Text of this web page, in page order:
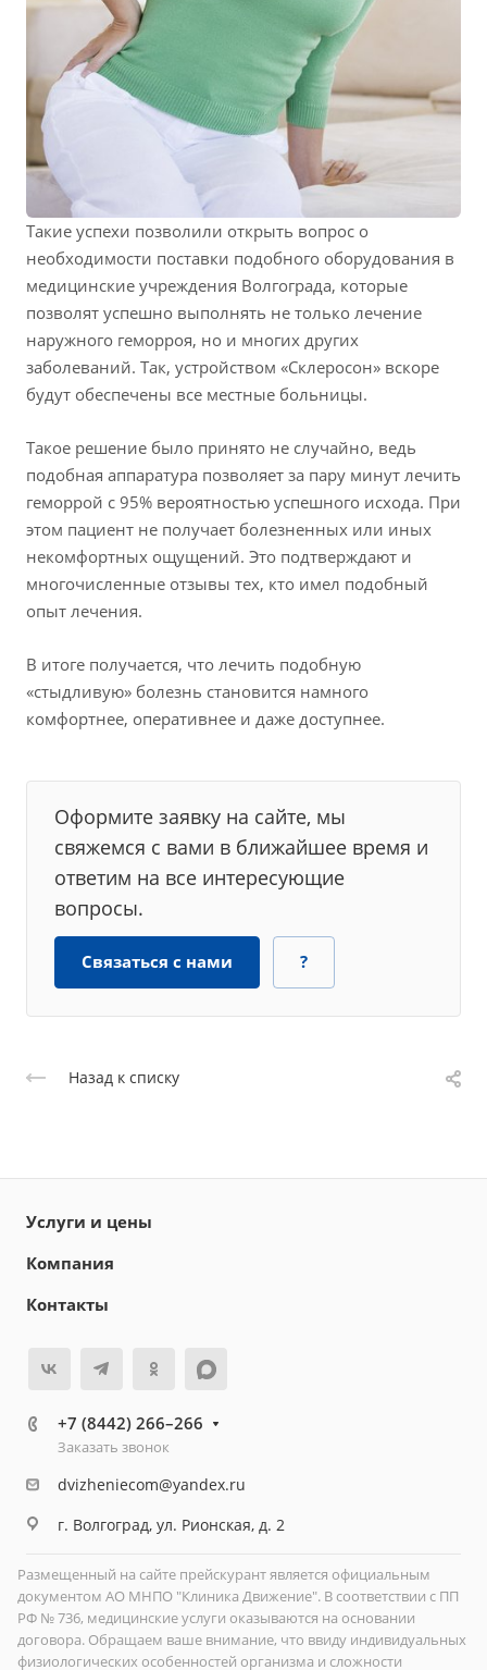
Такие успехи позволили открыть вопрос о
необходимости поставки подобного оборудования в
медицинские учреждения Волгограда, которые
позволят успешно выполнять не только лечение
наружного геморроя, но и многих других
заболеваний. Так, устройством «Склеросон» вскоре
будут обеспечены все местные больницы.
Такое решение было принято не случайно, ведь
подобная аппаратура позволяет за пару минут лечить
геморрой с 95% вероятностью успешного исхода. При
этом пациент не получает болезненных или иных
некомфортных ощущений. Это подтверждают и
многочисленные отзывы тех, кто имел подобный
опыт лечения.
В итоге получается, что лечить подобную
«стыдливую» болезнь становится намного
комфортнее, оперативнее и даже доступнее.
Оформите заявку на сайте, мы
свяжемся с вами в ближайшее время и
ответим на все интересующие
вопросы.
Связаться с нами ?
Назад к списку
Услуги и цены
Компания
Контакты
+7 (8442) 266–266
Заказать звонок
dvizheniecom@yandex.ru
г. Волгоград, ул. Рионская, д. 2
Размещенный на сайте прейскурант является официальным
документом АО МНПО "Клиника Движение". В соответствии с ПП
РФ № 736, медицинские услуги оказываются на основании
договора. Обращаем ваше внимание, что ввиду индивидуальных
физиологических особенностей организма и сложности